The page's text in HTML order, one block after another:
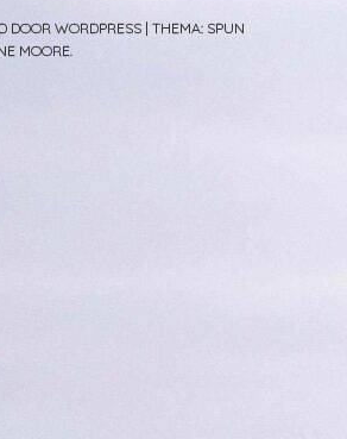
DOOR WORDPRESS | THEMA: SPUN
MOORE